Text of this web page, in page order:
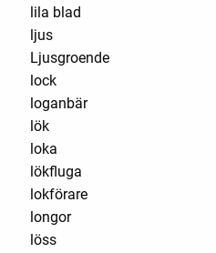
lila blad
ljus
Ljusgroende
lock
loganbär
lök
loka
lökfluga
lokförare
longor
löss